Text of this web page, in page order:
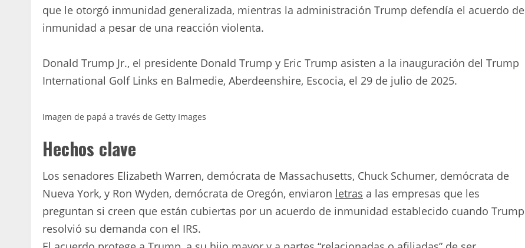
que le otorgó inmunidad generalizada, mientras la administración Trump defendía el acuerdo de
inmunidad a pesar de una reacción violenta.
Donald Trump Jr., el presidente Donald Trump y Eric Trump asisten a la inauguración del Trump
International Golf Links en Balmedie, Aberdeenshire, Escocia, el 29 de julio de 2025.
Imagen de papá a través de Getty Images
Hechos clave
Los senadores Elizabeth Warren, demócrata de Massachusetts, Chuck Schumer, demócrata de
Nueva York, y Ron Wyden, demócrata de Oregón, enviaron letras a las empresas que les
preguntan si creen que están cubiertas por un acuerdo de inmunidad establecido cuando Trump
resolvió su demanda con el IRS.